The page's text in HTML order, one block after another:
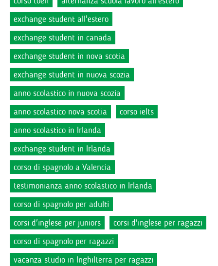
exchange student all'estero
exchange student in canada
exchange student in nova scotia
exchange student in nuova scozia
anno scolastico in nuova scozia
anno scolastico nova scotia
corso ielts
anno scolastico in Irlanda
exchange student in Irlanda
corso di spagnolo a Valencia
testimonianza anno scolastico in Irlanda
corso di spagnolo per adulti
corsi d'inglese per juniors
corsi d'inglese per ragazzi
corso di spagnolo per ragazzi
vacanza studio in Inghilterra per ragazzi